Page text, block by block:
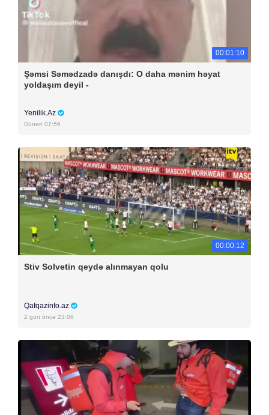
00:01:10
Şəmsi Səmədzadə danışdı: O daha mənim həyat
yoldaşım deyil -
Yenilik.Az
Dünən 07:56
00:00:12
Stiv Solvetin qeydə alınmayan qolu
Qafqazinfo.az
2 gün öncə 23:06